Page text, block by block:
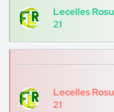
Lecelles
21
Lecelles
21